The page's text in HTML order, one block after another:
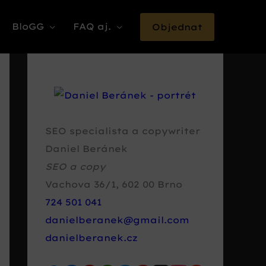
BloGG FAQ aj. Objednat
SEO specialista a copywriter
Daniel Beránek
SEO a copy
Vachova 36/1, 602 00 Brno
724 501 041
danielberanek@gmail.com
danielberanek.cz